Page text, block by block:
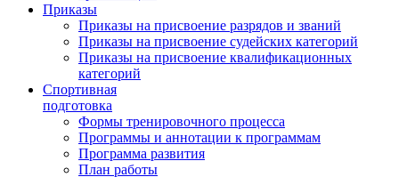
Приказы
Приказы на присвоение разрядов и званий
Приказы на присвоение судейских категорий
Приказы на присвоение квалификационных
категорий
Спортивная
подготовка
Формы тренировочного процесса
Программы и аннотации к программам
Программа развития
План работы